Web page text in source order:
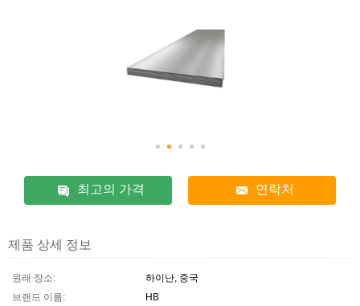
최고의 가격 연락처
제품 상세 정보
원래 장소:
하이난, 중국
브랜드 이름:
HB